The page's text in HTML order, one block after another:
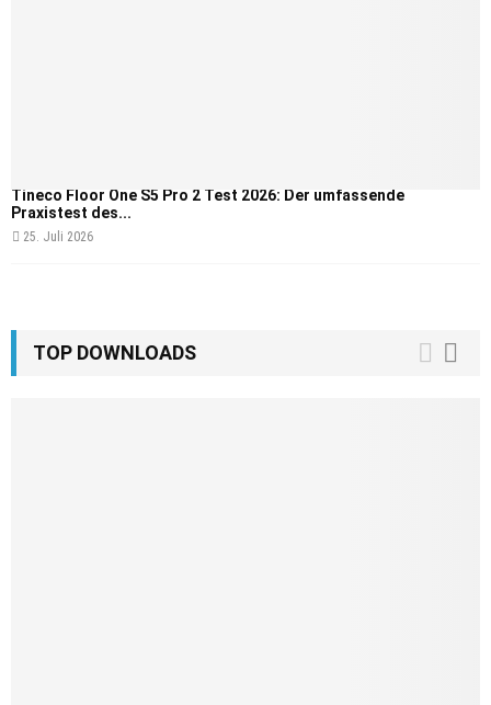
Tineco Floor One S5 Pro 2 Test 2026: Der umfassende
Praxistest des...
25. Juli 2026
TOP DOWNLOADS